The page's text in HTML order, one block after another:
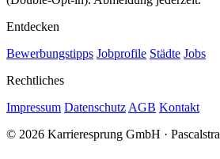
Entdecken
Bewerbungstipps Jobprofile Städte Jobs
Rechtliches
Impressum Datenschutz AGB Kontakt
© 2026 Karrieresprung GmbH ·